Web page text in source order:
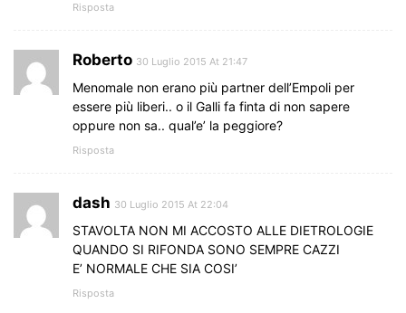
Risposta
Roberto 30 Luglio 2015 At 21:47
Menomale non erano più partner dell’Empoli per
essere più liberi.. o il Galli fa finta di non sapere
oppure non sa.. qual’e’ la peggiore?
Risposta
dash 30 Luglio 2015 At 22:04
STAVOLTA NON MI ACCOSTO ALLE DIETROLOGIE
QUANDO SI RIFONDA SONO SEMPRE CAZZI
E’ NORMALE CHE SIA COSI’
Risposta